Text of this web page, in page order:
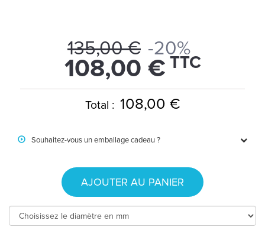
135,00 € -20%
108,00 € TTC
Total : 108,00 €
Souhaitez-vous un emballage cadeau ?
AJOUTER AU PANIER